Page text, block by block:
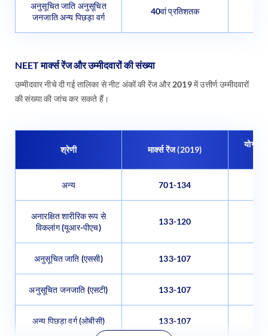
अनुसूचित जाति अनुसूचित
जनजाति अन्य पिछड़ा वर्ग
40वां प्रतिशतक
NEET मार्क्स रेंज और उम्मीदवारों की संख्या
उम्मीदवार नीचे दी गई तालिका से नीट अंकों की रेंज और 2019 में उत्तीर्ण उम्मीदवारों
की संख्या की जांच कर सकते हैं।
श्रेणी मार्क्स रेंज (2019)
योग्य
अन्य 701-134
अनारक्षित शारीरिक रूप से
विकलांग (यूआर-पीएच)
133-120
अनुसूचित जाति (एससी) 133-107
अनुसूचित जनजाति (एसटी) 133-107
अन्य पिछड़ा वर्ग (ओबीसी) 133-107